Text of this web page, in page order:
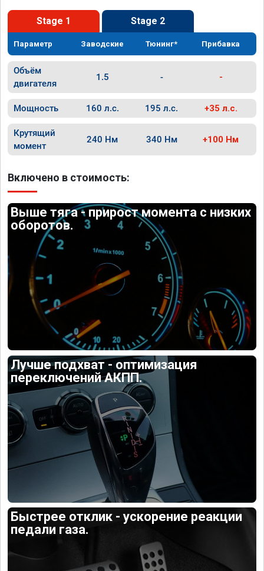
Stage 1 Stage 2
Параметр Заводские Тюнинг* Прибавка
Объём
двигателя
1.5 - -
Мощность 160 л.с. 195 л.с. +35 л.с.
Крутящий
момент
240 Нм 340 Нм +100 Нм
Включено в стоимость:
Выше тяга - прирост момента с низких
оборотов.
Лучше подхват - оптимизация
переключений АКПП.
Быстрее отклик - ускорение реакции
педали газа.